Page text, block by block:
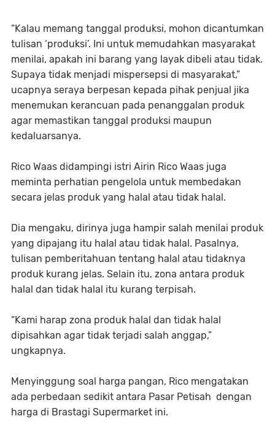
“Kalau memang tanggal produksi, mohon dicantumkan
tulisan ‘produksi’. Ini untuk memudahkan masyarakat
menilai, apakah ini barang yang layak dibeli atau tidak.
Supaya tidak menjadi mispersepsi di masyarakat,”
ucapnya seraya berpesan kepada pihak penjual jika
menemukan kerancuan pada penanggalan produk
agar memastikan tanggal produksi maupun
kedaluarsanya.
Rico Waas didampingi istri Airin Rico Waas juga
meminta perhatian pengelola untuk membedakan
secara jelas produk yang halal atau tidak halal.
Dia mengaku, dirinya juga hampir salah menilai produk
yang dipajang itu halal atau tidak halal. Pasalnya,
tulisan pemberitahuan tentang halal atau tidaknya
produk kurang jelas. Selain itu, zona antara produk
halal dan tidak halal itu kurang terpisah.
“Kami harap zona produk halal dan tidak halal
dipisahkan agar tidak terjadi salah anggap,”
ungkapnya.
Menyinggung soal harga pangan, Rico mengatakan
ada perbedaan sedikit antara Pasar Petisah dengan
harga di Brastagi Supermarket ini.